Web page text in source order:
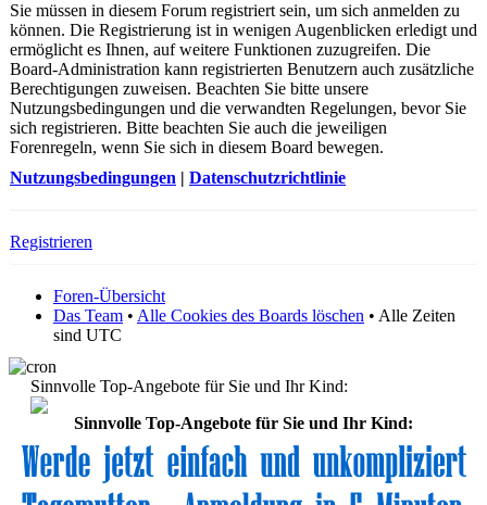
Sie müssen in diesem Forum registriert sein, um sich anmelden zu
können. Die Registrierung ist in wenigen Augenblicken erledigt und
ermöglicht es Ihnen, auf weitere Funktionen zuzugreifen. Die
Board-Administration kann registrierten Benutzern auch zusätzliche
Berechtigungen zuweisen. Beachten Sie bitte unsere
Nutzungsbedingungen und die verwandten Regelungen, bevor Sie
sich registrieren. Bitte beachten Sie auch die jeweiligen
Forenregeln, wenn Sie sich in diesem Board bewegen.
Nutzungsbedingungen
Datenschutzrichtlinie
Registrieren
Foren-Übersicht
Das Team • Alle Cookies des Boards löschen • Alle Zeiten
sind UTC
Sinnvolle Top-Angebote für Sie und Ihr Kind:
Sinnvolle Top-Angebote für Sie und Ihr Kind: